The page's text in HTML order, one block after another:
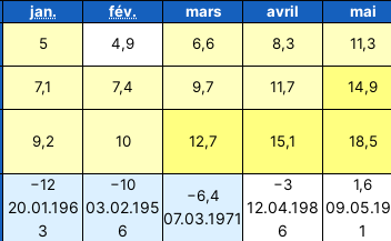
jan. fév. mars avril mai
5 4,9 6,6 8,3 11,3
7,1 7,4 9,7 11,7 14,9
9,2 10 12,7 15,1 18,5
−12
20.01.196
3
−10
03.02.195
6
−6,4
07.03.1971
−3
12.04.198
6
1,6
1